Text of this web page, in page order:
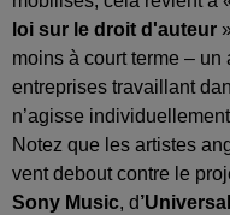
loi sur le droit d'auteur
moins à court terme –
entreprises travaillant
n’agisse
Notez que les artistes
vent debout contre le
Sony Music, d